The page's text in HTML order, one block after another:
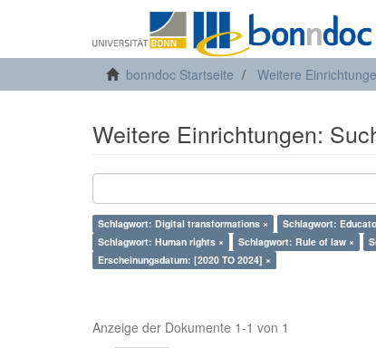
bonndoc Startseite Weitere
Weitere Einrichtungen:
Schlagwort: Digital transformations × Schlagwort:
Schlagwort: Human rights ×
Schlagwort: Rule of law ×
Erscheinungsdatum: [2020 TO 2024] ×
Anzeige der Dokumente 1-1 von 1